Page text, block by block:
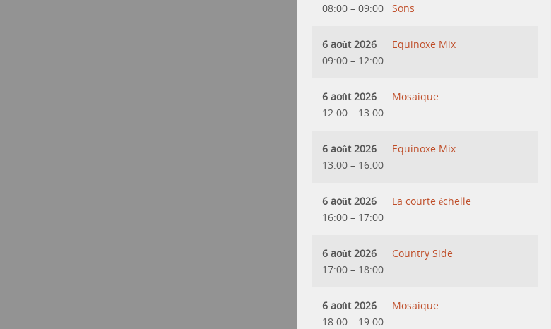
08:00 – 09:00
Sons
6 août 2026
09:00 – 12:00
Equinoxe Mix
6 août 2026
12:00 – 13:00
Mosaique
6 août 2026
13:00 – 16:00
Equinoxe Mix
6 août 2026
16:00 – 17:00
La courte échelle
6 août 2026
17:00 – 18:00
Country Side
6 août 2026
18:00 – 19:00
Mosaique